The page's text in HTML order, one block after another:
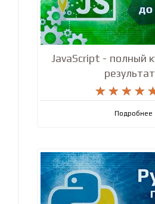
JavaScript - полный
   
   
Подробнее